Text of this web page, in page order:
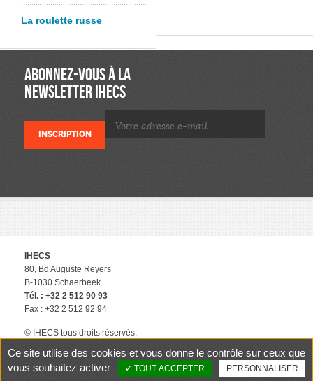
La roulette russe
ABONNEZ-VOUS À LA
NEWSLETTER IHECS
IHECS
80, Bd Auguste Reyers
B-1030 Schaerbeek
Tél. : +32 2 512 90 93
Fax : +32 2 512 92 94
© IHECS tous droits réservés.
Contact
Politique de protection
des données privées
Ce site utilise des cookies et vous donne le contrôle sur ceux que
vous souhaitez activer
TOUT ACCEPTER PERSONNALISER